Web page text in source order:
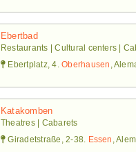
Ebertbad
Restaurants | Cultural centers |
Ebertplatz, 4.Oberhausen ,
Katakomben
Theatres | Cabarets
Giradetstraße, 2-38. Essen ,